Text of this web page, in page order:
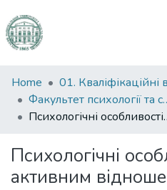
Communities
&
Collections
Statistics
Home
Факультет
Психологічні
Психологічні
активним